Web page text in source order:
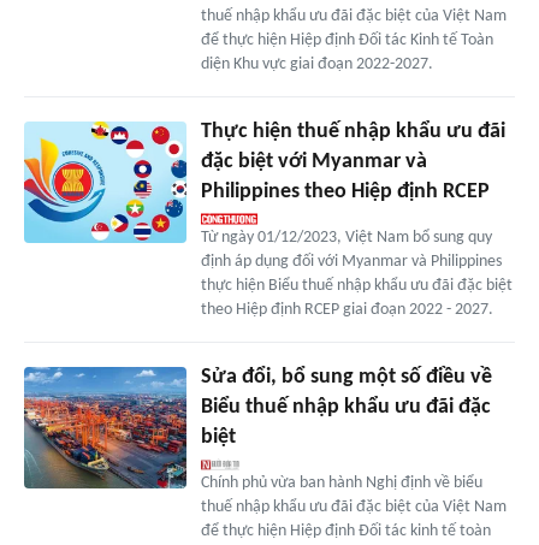
thuế nhập khẩu ưu đãi đặc biệt của Việt Nam
để thực hiện Hiệp định Đối tác Kinh tế Toàn
diện Khu vực giai đoạn 2022-2027.
Thực hiện thuế nhập khẩu ưu đãi
đặc biệt với Myanmar và
Philippines theo Hiệp định RCEP
Từ ngày 01/12/2023, Việt Nam bổ sung quy
định áp dụng đối với Myanmar và Philippines
thực hiện Biểu thuế nhập khẩu ưu đãi đặc biệt
theo Hiệp định RCEP giai đoạn 2022 - 2027.
Sửa đổi, bổ sung một số điều về
Biểu thuế nhập khẩu ưu đãi đặc
biệt
Chính phủ vừa ban hành Nghị định về biểu
thuế nhập khẩu ưu đãi đặc biệt của Việt Nam
để thực hiện Hiệp định Đối tác kinh tế toàn